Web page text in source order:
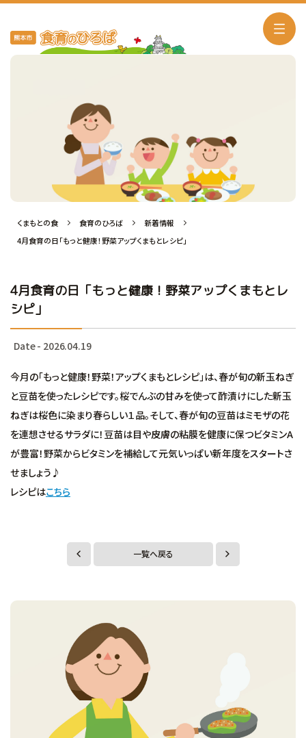
くまもとの食 食育のひろば
新着情報
4月食育の日「もっと健康！野菜アップくまもとレシピ」
4月食育の日「もっと健康！野菜アップくまもとレ
シピ」
Date - 2026.04.19
今月の「もっと健康！野菜！アップくまもとレシピ」は、春が旬の新玉ねぎ
と豆苗を使ったレシピです。桜でんぶの甘みを使って酢漬けにした新玉
ねぎは桜色に染まり春らしい１品。そして、春が旬の豆苗はミモザの花
を連想させるサラダに！豆苗は目や皮膚の粘膜を健康に保つビタミンA
が豊富！野菜からビタミンを補給して元気いっぱい新年度をスタートさ
せましょう♪
レシピはこちら
一覧へ戻る